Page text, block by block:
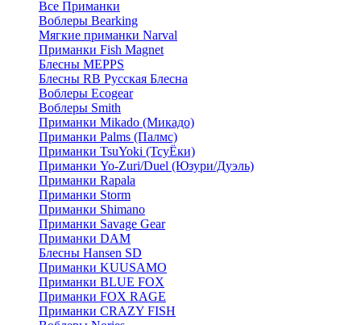
Все Приманки
Воблеры Bearking
Мягкие приманки Narval
Приманки Fish Magnet
Блесны MEPPS
Блесны RB Русская Блесна
Воблеры Ecogear
Воблеры Smith
Приманки Mikado (Микадо)
Приманки Palms (Палмс)
Приманки TsuYoki (ТсуЁки)
Приманки Yo-Zuri/Duel (Юзури/Дуэль)
Приманки Rapala
Приманки Storm
Приманки Shimano
Приманки Savage Gear
Приманки DAM
Блесны Hansen SD
Приманки KUUSAMO
Приманки BLUE FOX
Приманки FOX RAGE
Приманки CRAZY FISH